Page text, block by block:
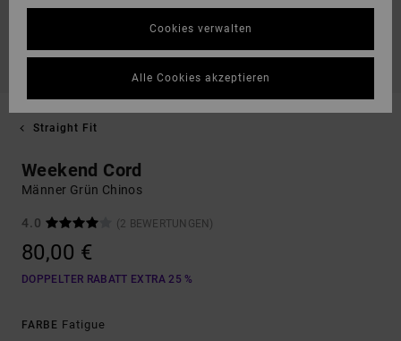
Straight Fit
Weekend Cord
Männer Grün Chinos
4.0 (2 BEWERTUNGEN)
80,00 €
DOPPELTER RABATT EXTRA 25 %
FARBE Fatigue
Cookies verwalten
Alle Cookies akzeptieren